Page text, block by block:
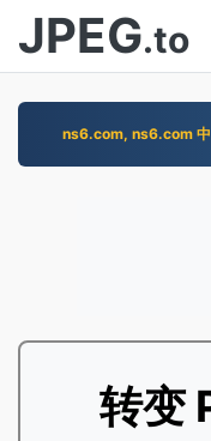
JPEG.to
ns6.com, ns6.com 中
转变